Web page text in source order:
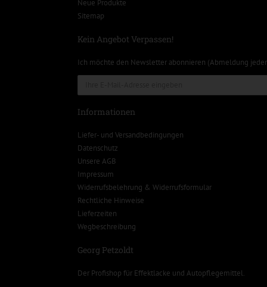
Neue Produkte
Sitemap
Kein Angebot Verpassen!
Ich möchte den Newsletter abonnieren (Abmeldung
Informationen
Liefer- und Versandbedingungen
Datenschutz
Unsere AGB
Impressum
Widerrufsbelehrung & Widerrufsformular
Rechtliche Hinweise
Lieferzeiten
Wegbeschreibung
Georg Petzoldt
Der Profishop für Effektlacke und Autopflegemittel.